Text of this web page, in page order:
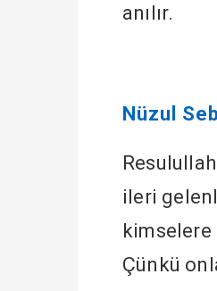
anılır.
Nüzul
ileri
kimselere
Çünkü